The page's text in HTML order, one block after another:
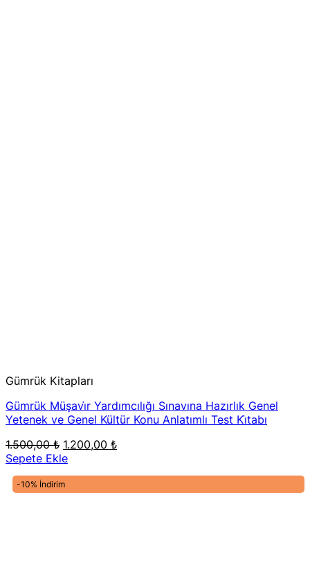
Gümrük Kitapları
Gümrük Müşavi̇r Yardımcılığı Sınavına Hazırlık Genel
Yetenek ve Genel Kültür Konu Anlatımlı Test Ki̇tabı
1.500,00₺ Orijinal
fiyat:
1.200,00 ₺Şu
Sepete Ekle
-10% İndirim